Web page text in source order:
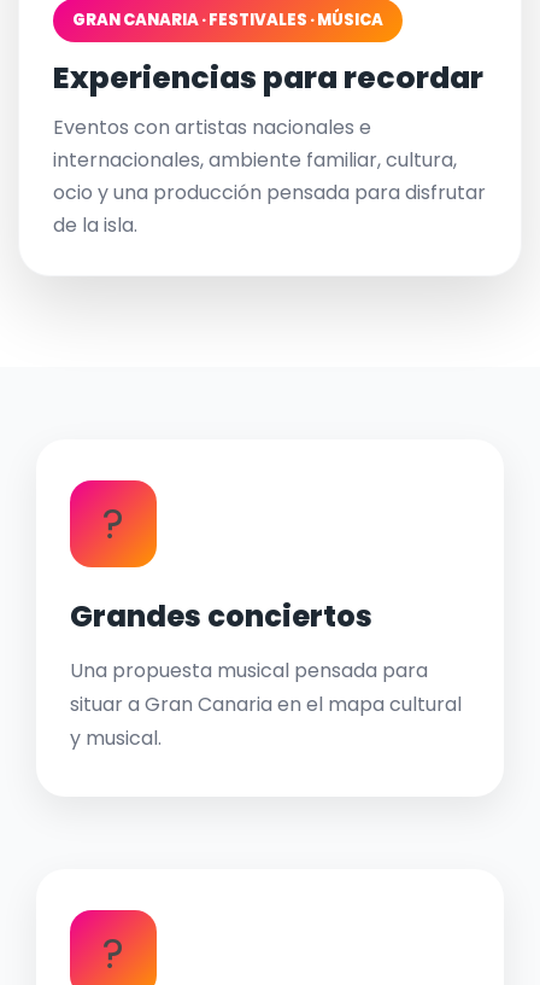
GRAN CANARIA · FESTIVALES · MÚSICA
Experiencias para recordar
Eventos con artistas nacionales e
internacionales, ambiente familiar, cultura,
ocio y una producción pensada para disfrutar
de la isla.
?
Grandes conciertos
Una propuesta musical pensada para
situar a Gran Canaria en el mapa cultural
y musical.
?